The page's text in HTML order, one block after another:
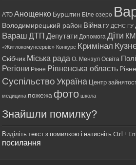
АТО Анощенко Бурштин Біле озеро
Володимирецький район Війна ГУ ДСНС ГУ
Вараш ДТП Депутати Допомога Діти
«Житлокомунсервіс» Конкурс Кримінал
Скібчик Міська рада О. Мензул Освіта
Регіони Рівне Рівненська область
Суспільство Україна Центр
медицина пожежа фото школа
Знайшли помилку?
Виділіть текст з помилкою і натисніть Ctrl +
посилання